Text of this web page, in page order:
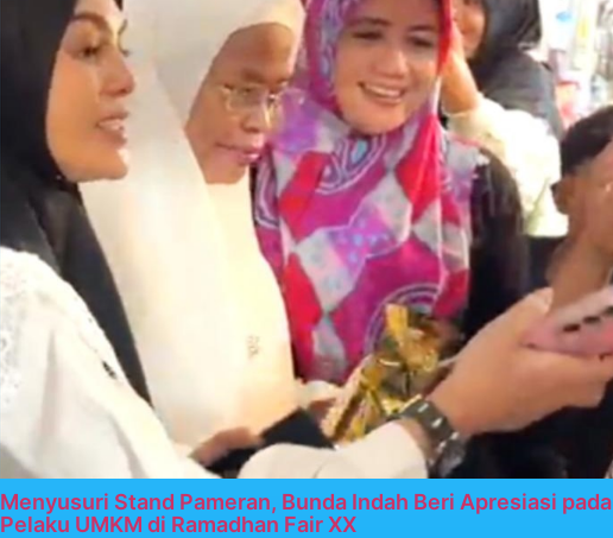
Menyusuri Stand Pameran, Bunda Indah Beri Apresiasi pada
Pelaku UMKM di Ramadhan Fair XX